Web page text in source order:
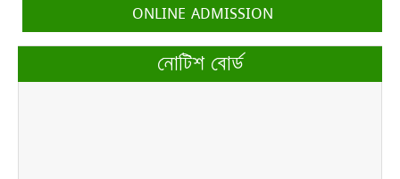
ONLINE ADMISSION
নোটিশ বোর্ড